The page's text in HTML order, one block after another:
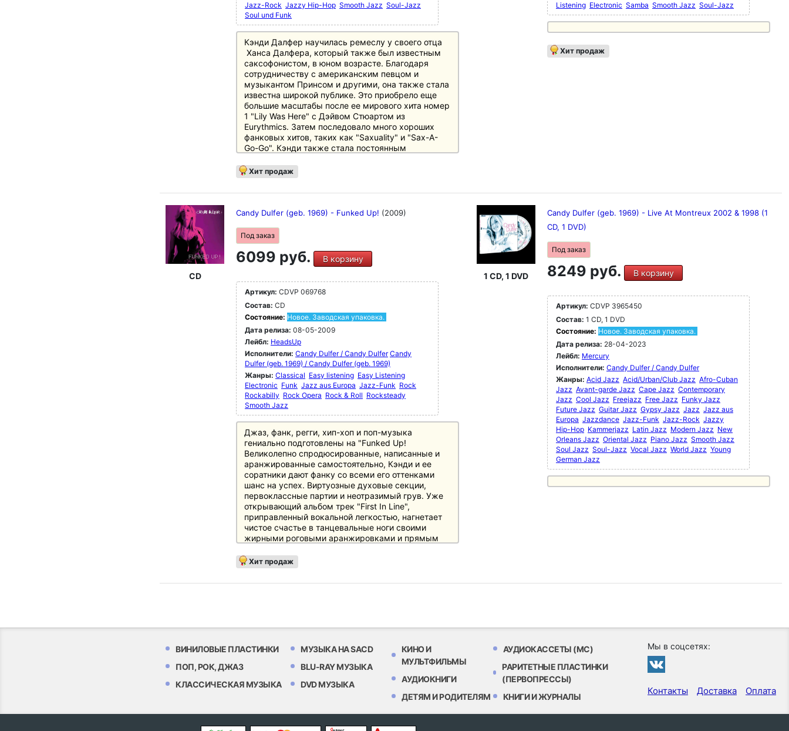
Jazz-Rock Jazzy Hip-Hop Smooth Jazz Soul-Jazz
Soul und Funk
Кэнди Далфер научилась ремеслу у своего отца
Ханса Далфера, который также был известным
саксофонистом, в юном возрасте. Благодаря
сотрудничеству с американским певцом и
музыкантом Принсом и другими, она также стала
известна широкой публике. Это приобрело еще
большие масштабы после ее мирового хита номер
1 "Lily Was Here" с Дэйвом Стюартом из
Eurythmics. Затем последовало много хороших
фанковых хитов, таких как "Saxuality" и "Sax-A-
Go-Go". Кэнди также стала постоянным
Of Soul.
Хит продаж
Listening Electronic Samba Smooth Jazz Soul-Jazz
Хит продаж
CD
Candy Dulfer (geb. 1969) - Funked Up! (2009)
Под заказ
6099 руб. В корзину
Артикул: CDVP 069768
Состав: CD
Состояние: Новое. Заводская упаковка.
Дата релиза: 08-05-2009
Лейбл: HeadsUp
Исполнители: Candy Dulfer / Candy Dulfer Candy
Dulfer (geb. 1969) / Candy Dulfer (geb. 1969)
Жанры: Classical Easy listening Easy Listening
Electronic Funk Jazz aus Europa Jazz-Funk Rock
Rockabilly Rock Opera Rock & Roll Rocksteady
Smooth Jazz
Джаз, фанк, регги, хип-хоп и поп-музыка
гениально подготовлены на "Funked Up!
Великолепно спродюсированные, написанные и
аранжированные самостоятельно, Кэнди и ее
соратники дают фанку со всеми его оттенками
шанс на успех. Виртуозные духовые секции,
первоклассные партии и неотразимый грув. Уже
открывающий альбом трек "First In Line",
приправленный вокальной легкостью, нагнетает
чистое счастье в танцевальные ноги своими
жирными роговыми аранжировками и прямым
Джорджа Клинтона. Не менее классической, в
духе Джеймса Брауна, является композиция "My
дебюта на GRAMMY® в 1990 году саксофонистка
Кэнди Далфер заслужила репутацию энергичной
исполнительницы, обладающей харизмой и
Далфер обнажила все свои способности - наглые
подразделении Concord Music Group, вышел
Хит продаж
1 CD, 1 DVD
Candy Dulfer (geb. 1969) - Live At Montreux 2002 & 1998 (1
CD, 1 DVD)
Под заказ
8249 руб. В корзину
Артикул: CDVP 3965450
Состав: 1 CD, 1 DVD
Состояние: Новое. Заводская упаковка.
Дата релиза: 28-04-2023
Лейбл: Mercury
Исполнители: Candy Dulfer / Candy Dulfer
Жанры: Acid Jazz Acid/Urban/Club Jazz Afro-Cuban
Jazz Avant-garde Jazz Cape Jazz Contemporary
Jazz Cool Jazz Freejazz Free Jazz Funky Jazz
Future Jazz Guitar Jazz Gypsy Jazz Jazz Jazz aus
Europa Jazzdance Jazz-Funk Jazz-Rock Jazzy
Hip-Hop Kammerjazz Latin Jazz Modern Jazz New
Orleans Jazz Oriental Jazz Piano Jazz Smooth Jazz
Soul Jazz Soul-Jazz Vocal Jazz World Jazz Young
German Jazz
ВИНИЛОВЫЕ ПЛАСТИНКИ
ПОП, РОК, ДЖАЗ
КЛАССИЧЕСКАЯ МУЗЫКА
МУЗЫКА НА SACD
BLU-RAY МУЗЫКА
DVD МУЗЫКА
КИНО И
МУЛЬТФИЛЬМЫ
АУДИОКНИГИ
ДЕТЯМ И РОДИТЕЛЯМ
АУДИОКАССЕТЫ (MC)
РАРИТЕТНЫЕ ПЛАСТИНКИ
(ПЕРВОПРЕССЫ)
КНИГИ И ЖУРНАЛЫ
Мы в соцсетях:
Контакты Доставка Оплата